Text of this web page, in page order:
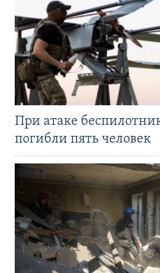
При атаке
погибли пять человек